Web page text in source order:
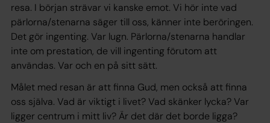
resa. I början strävar vi kanske emot. Vi hör inte vad
pärlorna/stenarna säger till oss, känner inte beröringen.
Det gör ingenting. Var lugn. Pärlorna/stenarna handlar
inte om prestation, de vill ingenting förutom att
användas. Var och en på sitt sätt.
Målet med resan är att finna Gud, men också att finna
oss själva. Vad är viktigt i livet? Vad skänker lycka? Var
ligger centrum i mitt liv? Är det där det borde ligga?